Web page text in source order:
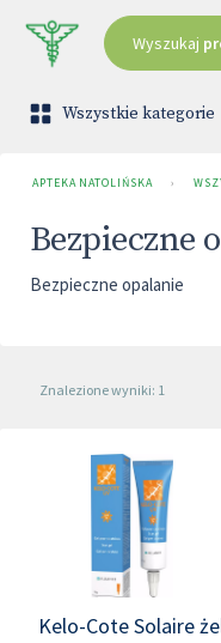
Wyszukaj
Wszystkie kategorie
APTEKA NATOLIŃSKA ›
Bezpieczne
Bezpieczne opalanie
Znalezione wyniki: 1
Kelo-Cote Solaire